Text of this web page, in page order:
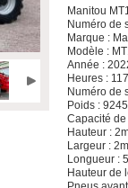
Manitou
Numéro de
Marque :
Modèle :
Année :
Heures :
Numéro de
Poids :
Capacité
Hauteur :
Largeur :
Longueur :
Hauteur de